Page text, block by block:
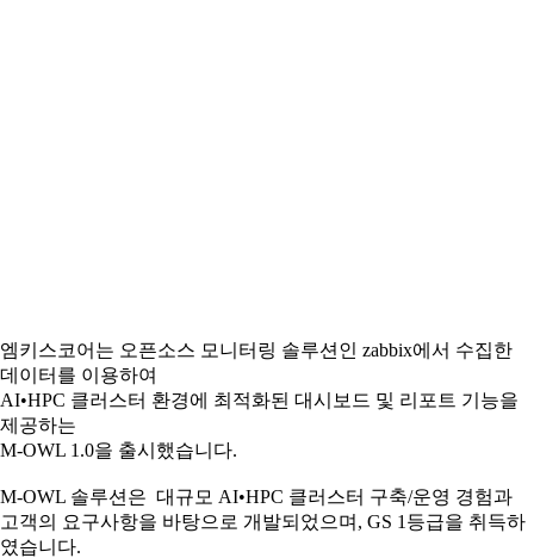
엠키스코어는 오픈소스 모니터링 솔루션인 zabbix에서 수집한
데이터를 이용하여
AI•HPC 클러스터 환경에 최적화된 대시보드 및 리포트 기능을
제공하는
M-OWL 1.0을 출시했습니다.
M-OWL 솔루션은 대규모 AI•HPC 클러스터 구축/운영 경험과
고객의 요구사항을 바탕으로 개발되었으며, GS 1등급을 취득하
였습니다.